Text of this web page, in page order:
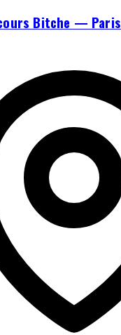
Bitche — Paris